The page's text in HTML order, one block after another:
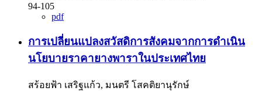
94-105
pdf
การเปลี่ยนแปลงสวัสดิการสังคมจากการดำเนิน
นโยบายราคายางพาราในประเทศไทย
สร้อยฟ้า เสริฐแก้ว, มนตรี โสคติยานุรักษ์